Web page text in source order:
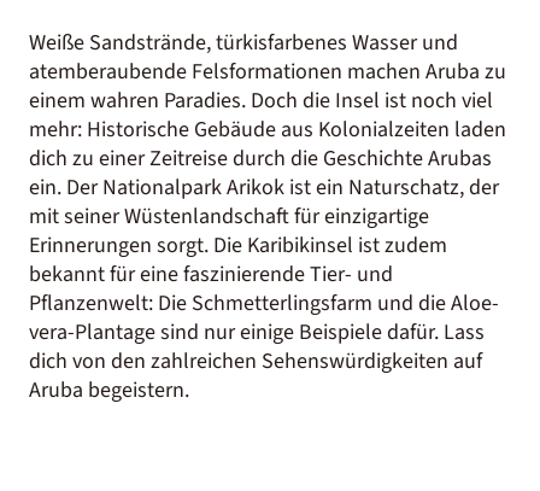
Weiße Sandstrände, türkisfarbenes Wasser und
atemberaubende Felsformationen machen Aruba zu
einem wahren Paradies. Doch die Insel ist noch viel
mehr: Historische Gebäude aus Kolonialzeiten laden
dich zu einer Zeitreise durch die Geschichte Arubas
ein. Der Nationalpark Arikok ist ein Naturschatz, der
mit seiner Wüstenlandschaft für einzigartige
Erinnerungen sorgt. Die Karibikinsel ist zudem
bekannt für eine faszinierende Tier- und
Pflanzenwelt: Die Schmetterlingsfarm und die Aloe-
vera-Plantage sind nur einige Beispiele dafür. Lass
dich von den zahlreichen Sehenswürdigkeiten auf
Aruba begeistern.